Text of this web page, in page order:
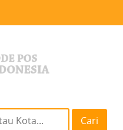
Cari